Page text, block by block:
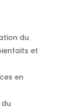
du
et
en
du